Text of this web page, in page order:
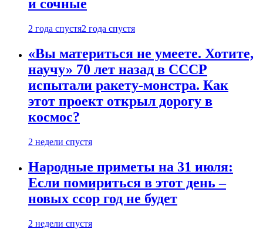
и сочные
2 года спустя2 года спустя
«Вы материться не умеете. Хотите,
научу» 70 лет назад в СССР
испытали ракету-монстра. Как
этот проект открыл дорогу в
космос?
2 недели спустя
Народные приметы на 31 июля:
Если помириться в этот день –
новых ссор год не будет
2 недели спустя